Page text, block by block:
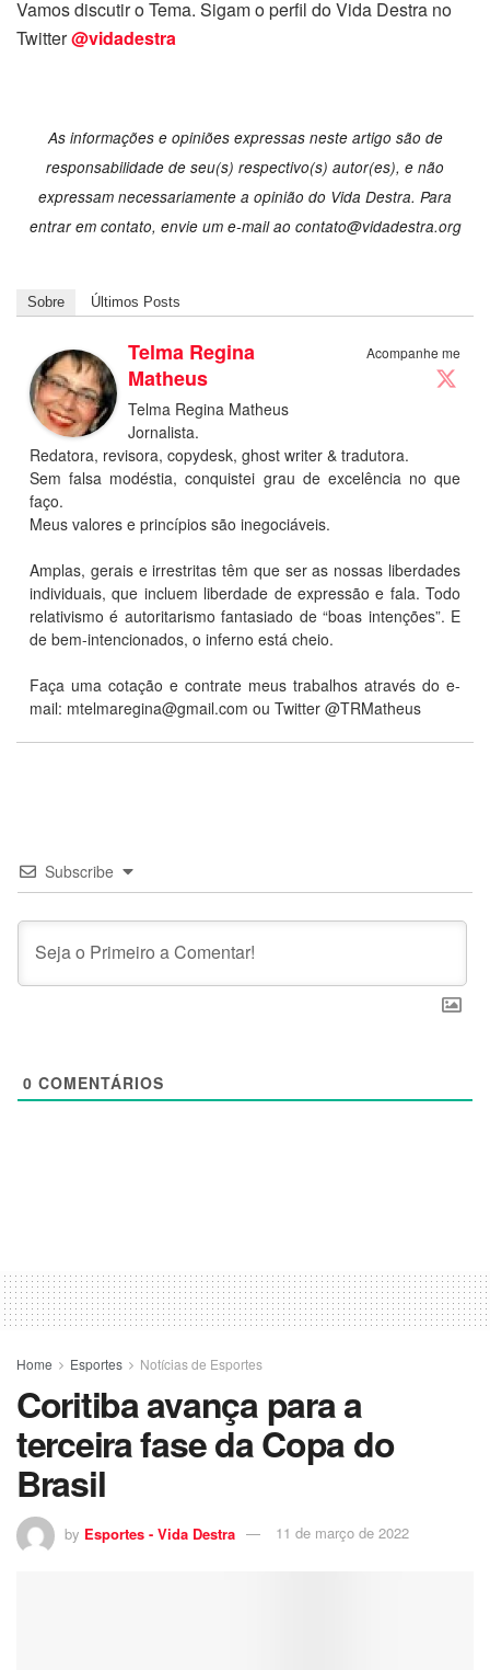
Vamos discutir o Tema. Sigam o perfil do Vida Destra no
Twitter@vidadestra
As informações e opiniões expressas neste artigo são de
responsabilidade de seu(s) respectivo(s) autor(es), e não
expressam necessariamente a opinião do Vida Destra. Para
entrar em contato, envie um e-mail ao contato@vidadestra.org
Sobre Últimos Posts
Acompanhe me
Telma Regina
Matheus
Telma Regina Matheus
Jornalista.
Redatora, revisora, copydesk, ghost writer & tradutora.
Sem falsa modéstia, conquistei grau de excelência no que
faço.
Meus valores e princípios são inegociáveis.
Amplas, gerais e irrestritas têm que ser as nossas liberdades
individuais, que incluem liberdade de expressão e fala. Todo
relativismo é autoritarismo fantasiado de “boas intenções”. E
de bem-intencionados, o inferno está cheio.
Faça uma cotação e contrate meus trabalhos através do e-
mail: mtelmaregina@gmail.com ou Twitter @TRMatheus
Subscribe
0 COMENTÁRIOS
Home Esportes Notícias de Esportes
Coritiba avança para a
terceira fase da Copa do
Brasil
by Esportes - Vida Destra 11 de março de 2022